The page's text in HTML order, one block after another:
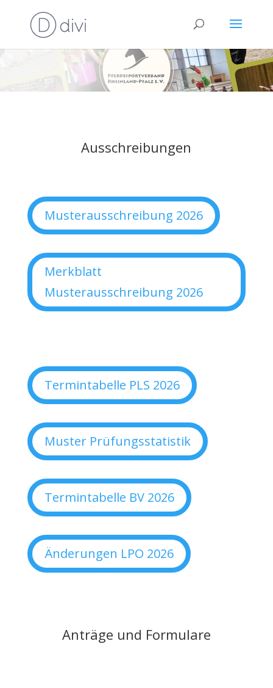
Ausschreibungen
Musterausschreibung 2026
Merkblatt
Musterausschreibung 2026
Termintabelle PLS 2026
Muster Prüfungsstatistik
Termintabelle BV 2026
Änderungen LPO 2026
Anträge und Formulare